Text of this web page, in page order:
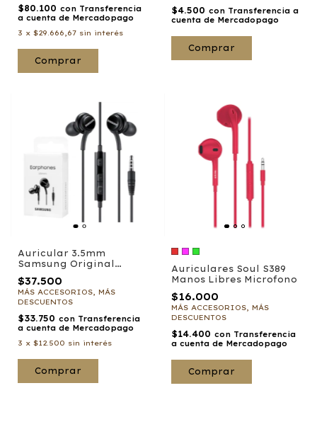
$80.100 con Transferencia
a cuenta de Mercadopago
3 x $29.666,67 sin interés
$4.500 con Transferencia a
cuenta de Mercadopago
Comprar
Auricular 3.5mm
Samsung Original
$37.500
MÁS ACCESORIOS, MÁS
DESCUENTOS
$33.750 con Transferencia
a cuenta de Mercadopago
3 x $12.500 sin interés
Auriculares Soul S389
Manos Libres Microfono
$16.000
MÁS ACCESORIOS, MÁS
DESCUENTOS
$14.400 con Transferencia
a cuenta de Mercadopago
Comprar